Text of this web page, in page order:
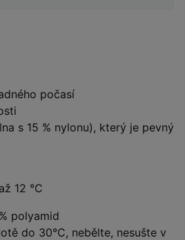
počasí
s 15 % nylonu), který je pevný
12 °C
polyamid
do 30°C, nebělte, nesušte v